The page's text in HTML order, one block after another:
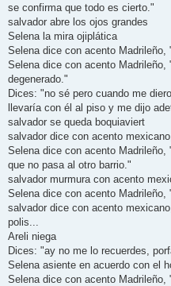
se confirma que todo es cierto."
salvador abre los ojos grandes
Selena la mira ojiplática
Selena dice con acento Madrileño,
Selena dice con acento
degenerado."
Dices: "no sé pero cuando me
llevaría con él al piso y me dijo
salvador se queda boquiaviert
salvador dice con acento
Selena dice con acento
que no pasa al otro barrio."
salvador murmura con acento
Selena dice con acento
salvador dice con acento
polis...
Areli niega
Dices: "ay no me lo recuerdes,
Selena asiente en acuerdo con el
Selena dice con acento